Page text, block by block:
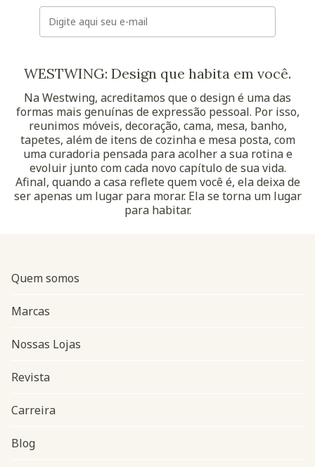
E-mail
WESTWING: Design que habita em você.
Na Westwing, acreditamos que o design é uma das
formas mais genuínas de expressão pessoal. Por isso,
reunimos móveis, decoração, cama, mesa, banho,
tapetes, além de itens de cozinha e mesa posta, com
uma curadoria pensada para acolher a sua rotina e
evoluir junto com cada novo capítulo de sua vida.
Afinal, quando a casa reflete quem você é, ela deixa de
ser apenas um lugar para morar. Ela se torna um lugar
para habitar.
Navegação do rodapé
Quem somos
Marcas
Nossas Lojas
Revista
Carreira
Blog